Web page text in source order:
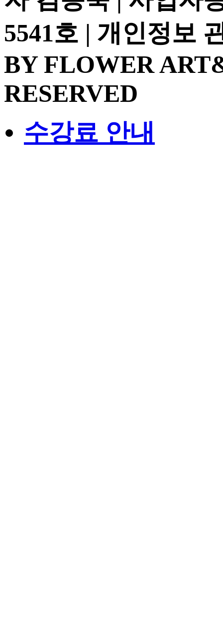
5541호 | 개인정보
BY FLOWER
RESERVED
수강료 안내